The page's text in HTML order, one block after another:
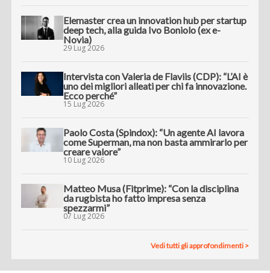
Elemaster crea un innovation hub per startup
deep tech, alla guida Ivo Boniolo (ex e-
Novia)
29 Lug 2026
Intervista con Valeria de Flaviis (CDP): “L’AI è
uno dei migliori alleati per chi fa innovazione.
Ecco perché”
15 Lug 2026
Paolo Costa (Spindox): “Un agente AI lavora
come Superman, ma non basta ammirarlo per
creare valore”
10 Lug 2026
Matteo Musa (Fitprime): “Con la disciplina
da rugbista ho fatto impresa senza
spezzarmi”
07 Lug 2026
Vedi tutti gli approfondimenti >